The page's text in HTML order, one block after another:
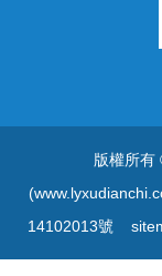
版權所有
14102013號